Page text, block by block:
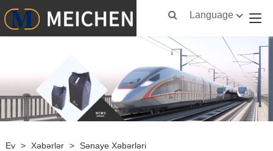
Language
Ev > Xəbərlər > Sənaye Xəbərləri